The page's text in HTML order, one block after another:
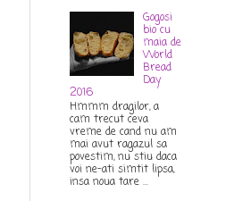
Gogosi
bio cu
maia de
World
Bread
Day
2016
Hmmm dragilor, a
cam trecut ceva
vreme de cand nu am
mai avut ragazul sa
povestim, nu stiu daca
voi ne-ati simtit lipsa,
insa noua tare ...